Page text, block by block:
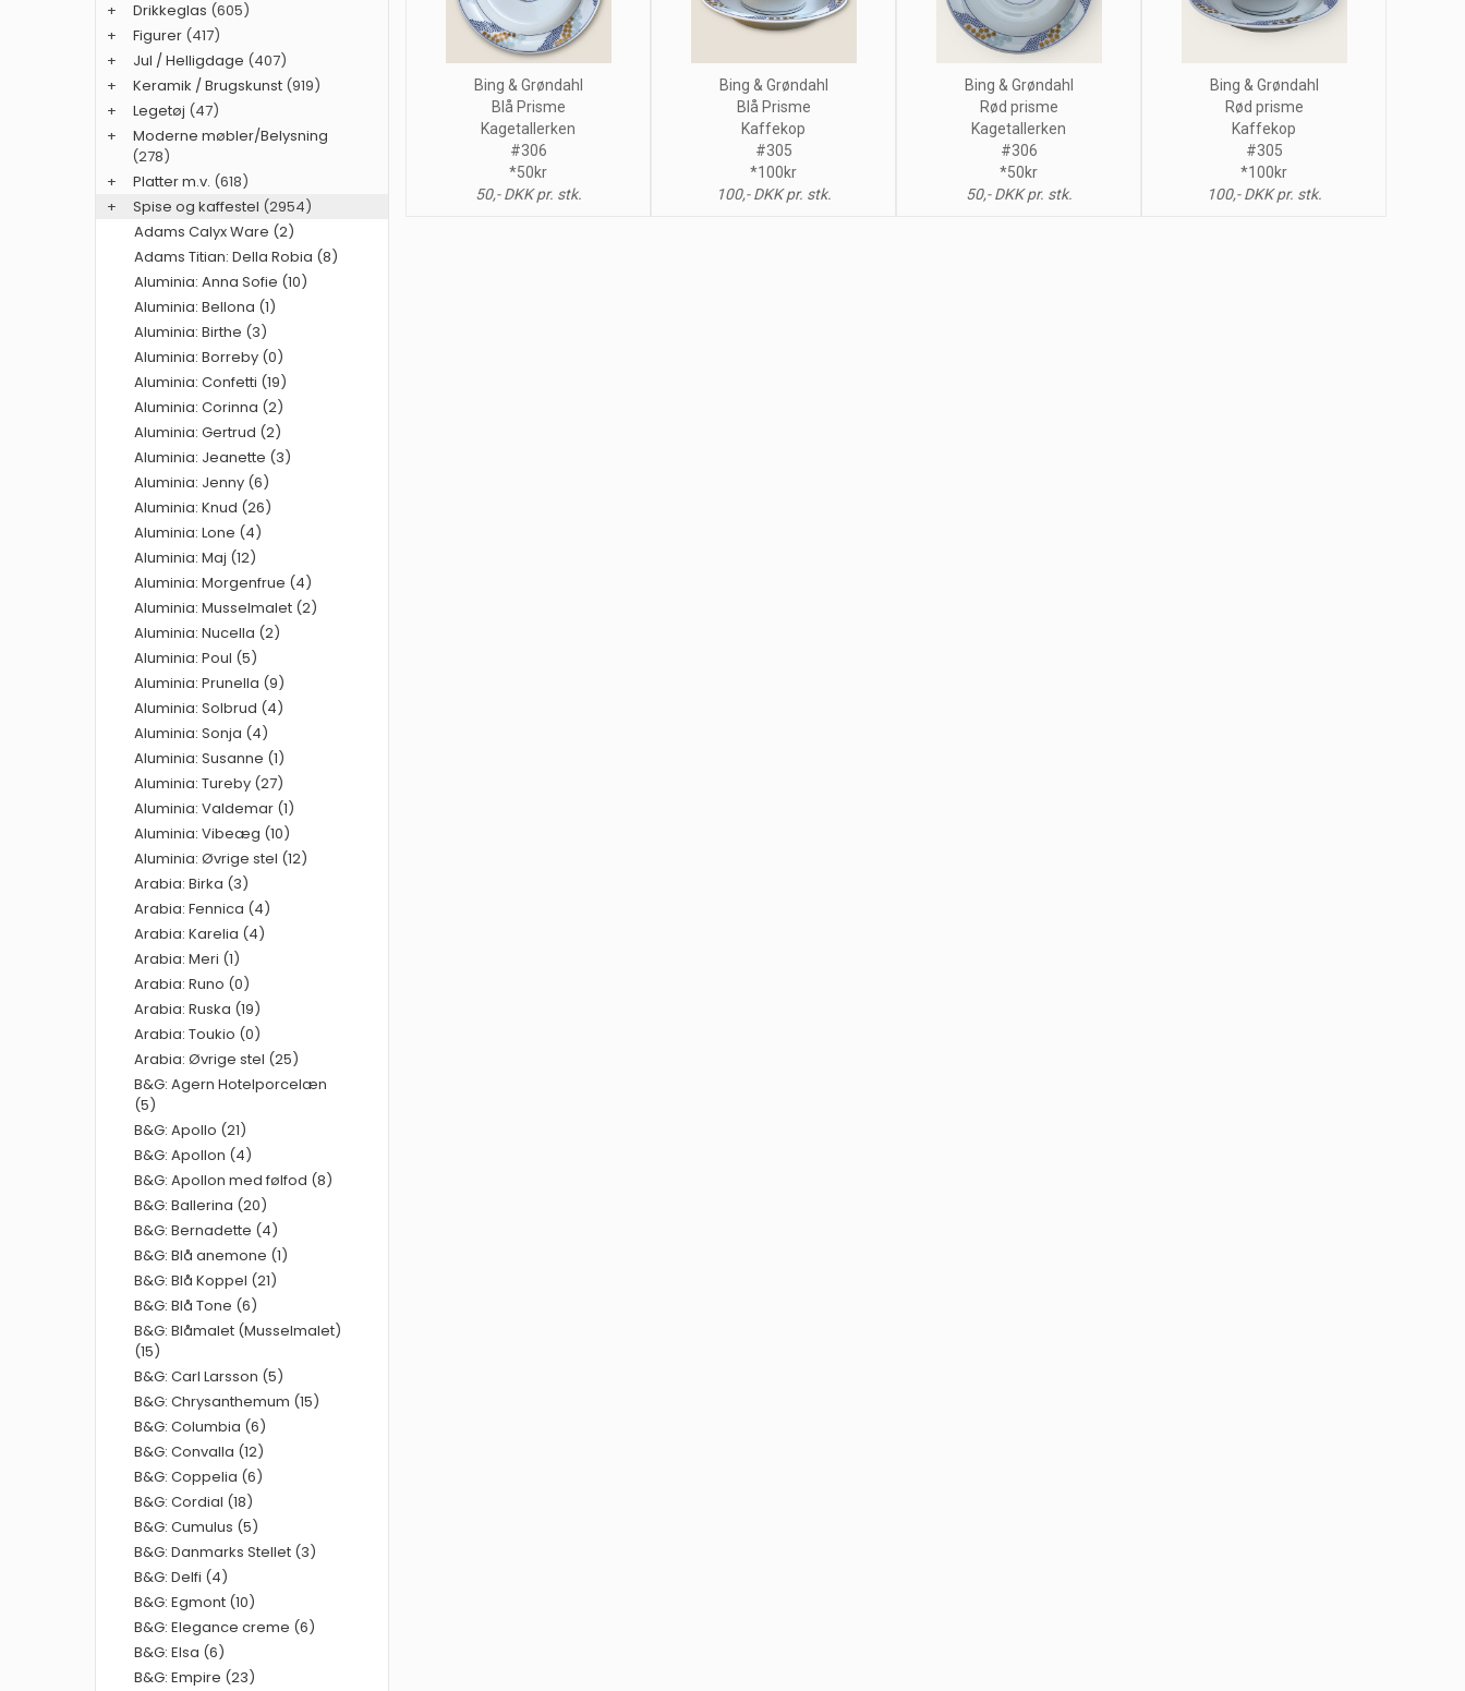
Bing & Grøndahl
Blå Prisme
Kagetallerken
#306
*50kr
50,- DKK pr. stk.
Bing & Grøndahl
Blå Prisme
Kaffekop
#305
*100kr
100,- DKK pr. stk.
Bing & Grøndahl
Rød prisme
Kagetallerken
#306
*50kr
50,- DKK pr. stk.
Bing & Grøndahl
Rød prisme
Kaffekop
#305
*100kr
100,- DKK pr. stk.
+ Drikkeglas (605)
+
Figurer (417)
+
Jul / Helligdage (407)
+
Keramik / Brugskunst (919)
+
Legetøj (47)
+
Moderne møbler/Belysning
(278)
+
Platter m.v. (618)
+
Spise og kaffestel (2954)
Adams Calyx Ware (2)
Adams Titian: Della Robia (8)
Aluminia: Anna Sofie (10)
Aluminia: Bellona (1)
Aluminia: Birthe (3)
Aluminia: Borreby (0)
Aluminia: Confetti (19)
Aluminia: Corinna (2)
Aluminia: Gertrud (2)
Aluminia: Jeanette (3)
Aluminia: Jenny (6)
Aluminia: Knud (26)
Aluminia: Lone (4)
Aluminia: Maj (12)
Aluminia: Morgenfrue (4)
Aluminia: Musselmalet (2)
Aluminia: Nucella (2)
Aluminia: Poul (5)
Aluminia: Prunella (9)
Aluminia: Solbrud (4)
Aluminia: Sonja (4)
Aluminia: Susanne (1)
Aluminia: Tureby (27)
Aluminia: Valdemar (1)
Aluminia: Vibeæg (10)
Aluminia: Øvrige stel (12)
Arabia: Birka (3)
Arabia: Fennica (4)
Arabia: Karelia (4)
Arabia: Meri (1)
Arabia: Runo (0)
Arabia: Ruska (19)
Arabia: Toukio (0)
Arabia: Øvrige stel (25)
B&G: Agern Hotelporcelæn
(5)
B&G: Apollo (21)
B&G: Apollon (4)
B&G: Apollon med følfod (8)
B&G: Ballerina (20)
B&G: Bernadette (4)
B&G: Blå anemone (1)
B&G: Blå Koppel (21)
B&G: Blå Tone (6)
B&G: Blåmalet (Musselmalet)
(15)
B&G: Carl Larsson (5)
B&G: Chrysanthemum (15)
B&G: Columbia (6)
B&G: Convalla (12)
B&G: Coppelia (6)
B&G: Cordial (18)
B&G: Cumulus (5)
B&G: Danmarks Stellet (3)
B&G: Delfi (4)
B&G: Egmont (10)
B&G: Elegance creme (6)
B&G: Elsa (6)
B&G: Empire (23)